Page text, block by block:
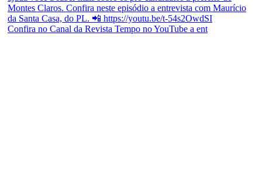
Confira no Canal da Revista Tempo no YouTube a ent